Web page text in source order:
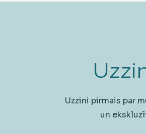
Uzzini pirmais par
un